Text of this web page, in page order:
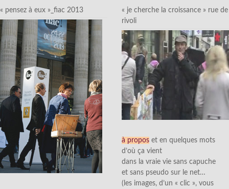
« pensez à eux »_fiac 2013
« je cherche la croissance » rue de
rivoli
à propos et en quelques mots
d’où ça vient
dans la vraie vie sans capuche
et sans pseudo sur le net…
(les images, d’un « clic », vous